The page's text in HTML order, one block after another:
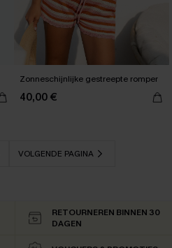
Zonneschijnlijke gestreepte romper
40,00 €
VOLGENDE PAGINA
RETOURNEREN BINNEN 30
DAGEN